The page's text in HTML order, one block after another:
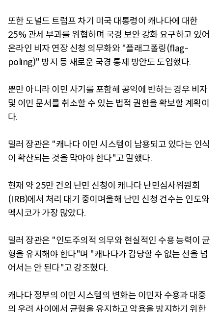
또한 도널드 트럼프 차기 미국 대통령이 캐나다에 대한
25% 관세 부과를 위협하며 국경 보안 강화 요구하고 있어
온라인 비자 연장 신청 의무화와 "플래그폴링(flag-
poling)" 방지 등 새로운 국경 통제 방안도 도입했다.
뿐만 아니라 이민 사기를 포함해 공익에 반하는 경우 비자
및 이민 문서를 취소할 수 있는 법적 권한을 확보할 계획이
다.
밀러 장관은 "캐나다 이민 시스템이 남용되고 있다는 인식
이 확산되는 것을 막아야 한다"고 말했다.
현재 약 25만 건의 난민 신청이 캐나다 난민심사위원회
(IRB)에서 처리 대기 중이며올해 난민 신청 건수는 인도와
멕시코가 가장 많았다.
밀러 장관은 "인도주의적 의무와 현실적인 수용 능력이 균
형을 유지해야 한다"며 "캐나다가 감당할 수 없는 선을 넘
어서는 안 된다"고 강조했다.
캐나다 정부의 이민 시스템의 변화는 이민자 수용과 대중
의 우려 사이에서 균형을 유지하고 악용을 방지하기 위한